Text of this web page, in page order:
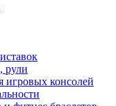
рули
игровых консолей